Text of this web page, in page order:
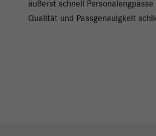
äußerst schnell
Qualität und Passgenauigkeit